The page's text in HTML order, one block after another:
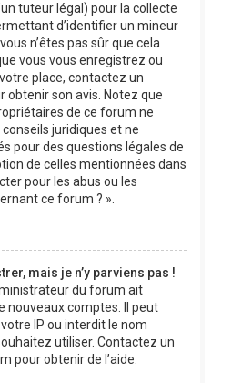
tuteur légal) pour la collecte
d’identifier un mineur
n’êtes pas sûr que cela
vous vous enregistrez ou
place, contactez un
obtenir son avis. Notez que
de ce forum ne
juridiques et ne
pour des questions légales de
de celles mentionnées dans
pour les abus ou les
ce forum ? ».
mais je n’y parviens pas !
du forum ait
nouveaux comptes. Il peut
IP ou interdit le nom
utiliser. Contactez un
pour obtenir de l’aide.